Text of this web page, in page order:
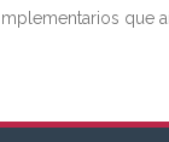
que